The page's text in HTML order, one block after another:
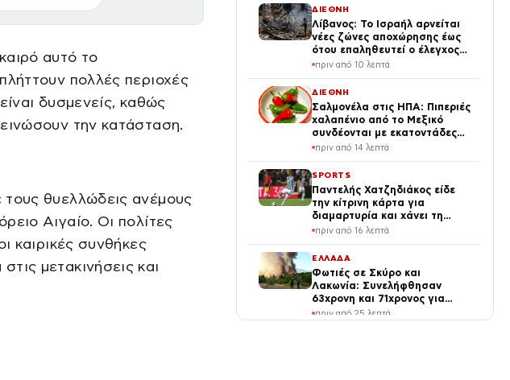
αυτό το
πολλές περιοχές
δυσμενείς, καθώς
την κατάσταση.
θυελλώδεις ανέμους
Αιγαίο. Οι πολίτες
καιρικές συνθήκες
μετακινήσεις και
ΔΙΕΘΝΗ
Λίβανος: Το Ισραήλ αρνείται
νέες ζώνες αποχώρησης έως
ότου επαληθευτεί ο έλεγχος
από τον λιβανικό στρατό
πριν από 10 λεπτά
ΔΙΕΘΝΗ
Σαλμονέλα στις ΗΠΑ: Πιπεριές
χαλαπένιο από το Μεξικό
συνδέονται με εκατοντάδες
κρούσματα
πριν από 14 λεπτά
SPORTS
Παντελής Χατζηδιάκος είδε
την κίτρινη κάρτα για
διαμαρτυρία και χάνει τη
ρεβάνς του ΠΑΟΚ με την
πριν από 16 λεπτά
ΕΛΛΑΔΑ
Φωτιές σε Σκύρο και
Λακωνία: Συνελήφθησαν
63χρονη και 71χρονος για
εμπρησμό από αμέλεια
πριν από 25 λεπτά